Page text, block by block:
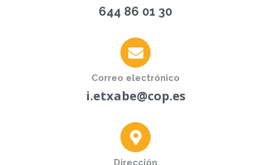
644 86 01 30
Correo electrónico
i.etxabe@cop.es
Dirección